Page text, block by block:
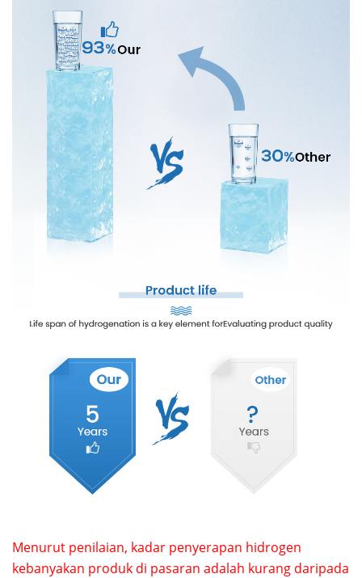
Menurut penilaian, kadar penyerapan hidrogen
kebanyakan produk di pasaran adalah kurang daripada